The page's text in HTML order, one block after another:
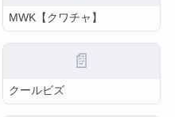
MWK【クワチャ】
📄
クールビズ